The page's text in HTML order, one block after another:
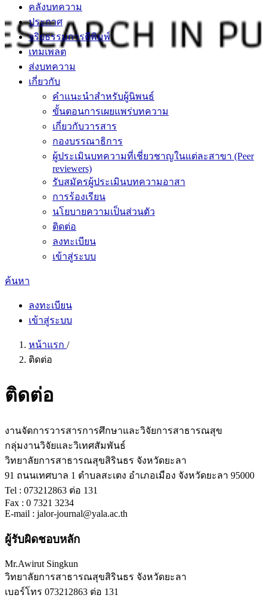
คลังบทความ
ประกาศ
จริยธรรมการตีพิมพ์
เทมเพลต
ส่งบทความ
เกี่ยวกับ
คำแนะนำสำหรับผู้นิพนธ์
ขั้นตอนการเผยแพร่บทความ
เกี่ยวกับวารสาร
กองบรรณาธิการ
ผู้ประเมินบทความที่เชี่ยวชาญในแต่ละสาขา (Peer
reviewers)
รับสมัครผู้ประเมินบทความอาสา
การร้องเรียน
นโยบายความเป็นส่วนตัว
ติดต่อ
ลงทะเบียน
เข้าสู่ระบบ
ค้นหา
ลงทะเบียน
เข้าสู่ระบบ
หน้าแรก /
ติดต่อ
ติดต่อ
งานจัดการวารสารการศึกษาและวิจัยการสาธารณสุข
กลุ่มงานวิจัยและวิเทศสัมพันธ์
วิทยาลัยการสาธารณสุขสิรินธร จังหวัดยะลา
91 ถนนเทศบาล 1 ตำบลสะเตง อำเภอเมือง จังหวัดยะลา 95000
Tel : 073212863 ต่อ 131
Fax : 0 7321 3234
E-mail : jalor-journal@yala.ac.th
ผู้รับผิดชอบหลัก
Mr.Awirut Singkun
วิทยาลัยการสาธารณสุขสิรินธร จังหวัดยะลา
เบอร์โทร 073212863 ต่อ 131